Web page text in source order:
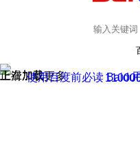
正在加载
上滑加载更多
使用百度前必读 Baidu
京公网安